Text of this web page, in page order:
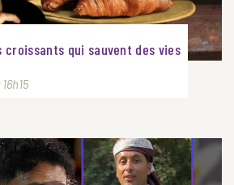
croissants qui sauvent des vies